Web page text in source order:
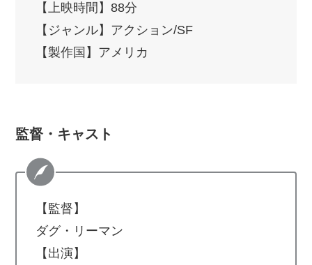
【上映時間】88分
【ジャンル】アクション/SF
【製作国】アメリカ
監督・キャスト
【監督】
ダグ・リーマン
【出演】